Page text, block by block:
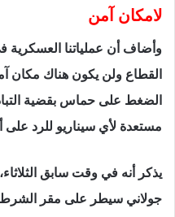
لامكان آمن
وأضاف أن عملياتنا
القطاع ولن يكون هناك مكان
الضغط على حماس بقضية
مستعدة لأي سيناريو للرد
يذكر أنه في وقت سابق
جولاني سيطر على مقر